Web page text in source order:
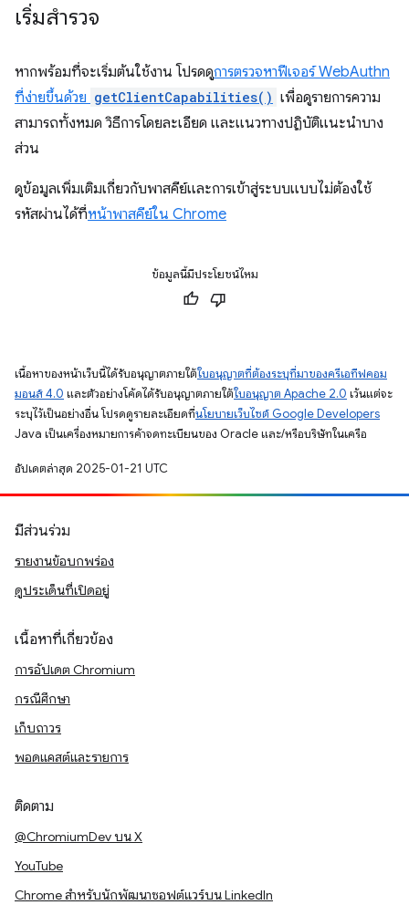
เริ่มสำรวจ
หากพร้อมที่จะเริ่มต้นใช้งาน โปรดดูการตรวจหาฟีเจอร์ WebAuthn
ที่ง่ายขึ้นด้วย getClientCapabilities() เพื่อดูรายการความ
สามารถทั้งหมด วิธีการโดยละเอียด และแนวทางปฏิบัติแนะนำบาง
ส่วน
ดูข้อมูลเพิ่มเติมเกี่ยวกับพาสคีย์และการเข้าสู่ระบบแบบไม่ต้องใช้
รหัสผ่านได้ที่หน้าพาสคีย์ใน Chrome
ข้อมูลนี้มีประโยชน์ไหม
เนื้อหาของหน้าเว็บนี้ได้รับอนุญาตภายใต้ใบอนุญาตที่ต้องระบุที่มาของครีเอทีฟคอม
มอนส์ 4.0 และตัวอย่างโค้ดได้รับอนุญาตภายใต้ใบอนุญาต Apache 2.0 เว้นแต่จะ
ระบุไว้เป็นอย่างอื่น โปรดดูรายละเอียดที่นโยบายเว็บไซต์ Google Developers
Java เป็นเครื่องหมายการค้าจดทะเบียนของ Oracle และ/หรือบริษัทในเครือ
อัปเดตล่าสุด 2025-01-21 UTC
มีส่วนร่วม
รายงานข้อบกพร่อง
ดูประเด็นที่เปิดอยู่
เนื้อหาที่เกี่ยวข้อง
การอัปเดต Chromium
กรณีศึกษา
เก็บถาวร
พอดแคสต์และรายการ
ติดตาม
@ChromiumDev บน X
YouTube
Chrome สำหรับนักพัฒนาซอฟต์แวร์บน LinkedIn